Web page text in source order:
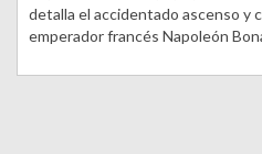
detalla el accidentado ascenso y
emperador francés Napoleón